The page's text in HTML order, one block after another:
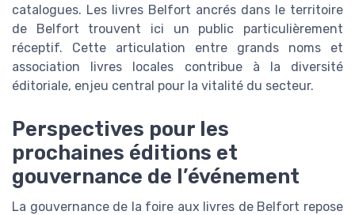
catalogues. Les livres Belfort ancrés dans le territoire
de Belfort trouvent ici un public particulièrement
réceptif. Cette articulation entre grands noms et
association livres locales contribue à la diversité
éditoriale, enjeu central pour la vitalité du secteur.
Perspectives pour les
prochaines éditions et
gouvernance de l’événement
La gouvernance de la foire aux livres de Belfort repose